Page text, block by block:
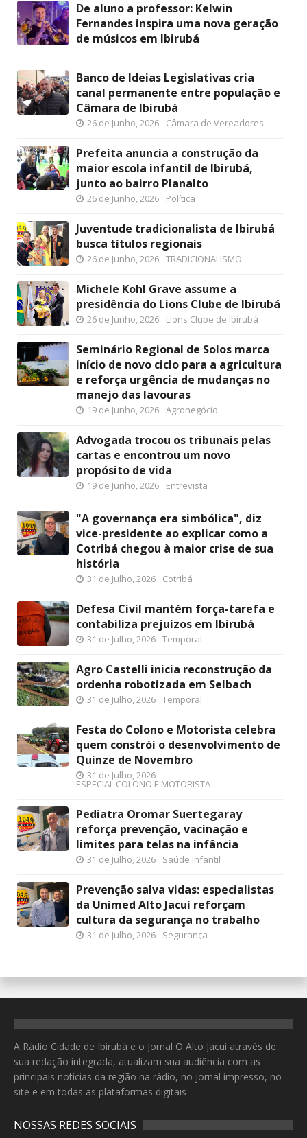
De aluno a professor: Kelwin
Fernandes inspira uma nova geração
de músicos em Ibirubá
Banco de Ideias Legislativas cria
canal permanente entre população e
Câmara de Ibirubá
26 de Junho, 2026 Câmara de Vereadores
Prefeita anuncia a construção da
maior escola infantil de Ibirubá,
junto ao bairro Planalto
26 de Junho, 2026 Política
Juventude tradicionalista de Ibirubá
busca títulos regionais
26 de Junho, 2026 TRADICIONALISMO
Michele Kohl Grave assume a
presidência do Lions Clube de Ibirubá
26 de Junho, 2026 Lions Clube de Ibirubá
Seminário Regional de Solos marca
início de novo ciclo para a agricultura
e reforça urgência de mudanças no
manejo das lavouras
19 de Junho, 2026 Agronegócio
Advogada trocou os tribunais pelas
cartas e encontrou um novo
propósito de vida
19 de Junho, 2026 Entrevista
"A governança era simbólica", diz
vice-presidente ao explicar como a
Cotribá chegou à maior crise de sua
história
31 de Julho, 2026 Cotribá
Defesa Civil mantém força-tarefa e
contabiliza prejuízos em Ibirubá
31 de Julho, 2026 Temporal
Agro Castelli inicia reconstrução da
ordenha robotizada em Selbach
31 de Julho, 2026 Temporal
Festa do Colono e Motorista celebra
quem constrói o desenvolvimento de
Quinze de Novembro
31 de Julho, 2026
ESPECIAL COLONO E MOTORISTA
Pediatra Oromar Suertegaray
reforça prevenção, vacinação e
limites para telas na infância
31 de Julho, 2026 Saúde Infantil
Prevenção salva vidas: especialistas
da Unimed Alto Jacuí reforçam
cultura da segurança no trabalho
31 de Julho, 2026 Segurança
A Rádio Cidade de Ibirubá e o Jornal O Alto Jacuí através de
sua redação integrada, atualizam sua audiência com as
principais notícias da região na rádio, no jornal impresso, no
site e em todas as plataformas digitais
NOSSAS REDES SOCIAIS